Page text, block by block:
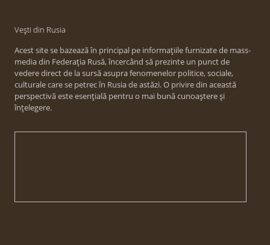
Vești din Rusia
Acest site se bazează în principal pe informațiile furnizate de mass-
media din Federația Rusă, încercând să prezinte un punct de
vedere direct de la sursă asupra fenomenelor politice, sociale,
culturale care se petrec în Rusia de astăzi. O privire din această
perspectivă este esențială pentru o mai bună cunoaștere și
înțelegere.